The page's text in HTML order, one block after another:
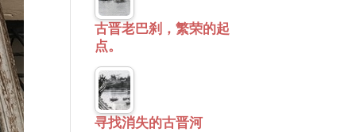
古晋老巴刹，繁荣的起
点。
寻找消失的古晋河